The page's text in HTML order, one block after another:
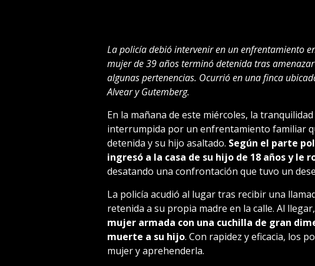
La policía debió intervenir en un enfrentamiento
mujer de 39 años terminó detenida tras
algunas pertenencias. Ocurrió en una finca
Alvear y Gutemberg.
En la mañana de este miércoles, la
interrumpida por un enfrentamiento familiar
detenida y su hijo asaltado. Según el parte
ingresó a la casa de su hijo de 18 años y le
desatando una confrontación que tuvo un
La policía acudió al lugar tras recibir una
retenida a su propia madre en la calle. Al
mujer armada con una cuchilla de gran
muerte a su hijo. Con rapidez y eficacia, los
mujer y aprehenderla.